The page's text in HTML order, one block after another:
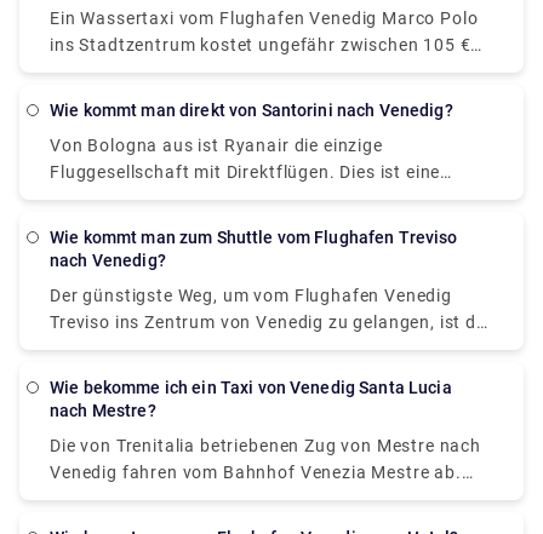
Minuten vom Flughafen ab.
Ein Wassertaxi vom Flughafen Venedig Marco Polo
ins Stadtzentrum kostet ungefähr zwischen 105 €
(118,50 US-Dollar) und 135 € (152,40 US-Dollar). Der
Piazzale Roma ins Stadtzentrum liegt zwischen 65 €
(73,40 US-Dollar) und 100 € (112,90 US-Dollar). Die
günstigste und einfachste Art, zwischen dem
Flughafen und dem Stadtzentrum zu reisen. Der
ATVO-Expressbus ist ein direkter Nonstop-Bus, der
Sie in nur 20 Minuten in die Innenstadt zum
zentralen Busbahnhof Piazzale Roma bringt. Dieser
Bus fährt alle 20 Minuten und der Preis beträgt 8
Euro (15 Euro für die Hin- und Rückfahrt).
Wie kommt man direkt von Santorini nach Venedig?
Von Bologna aus ist Ryanair die einzige
Fluggesellschaft mit Direktflügen. Dies ist eine
saisonale Route, die im Juni beginnt und im Oktober
nonstop nach Santorini fliegen.
Wie kommt man zum Shuttle vom Flughafen Treviso
nach Venedig?
Der günstigste Weg, um vom Flughafen Venedig
Treviso ins Zentrum von Venedig zu gelangen, ist der
ATVO oder der Barzi Shuttle. Die Fahrt dauert etwa
Inzwischen kostet ein Taxi 100 €, ist aber
und bietet Platz für bis zu vier Passagiere.
Wie bekomme ich ein Taxi von Venedig Santa Lucia
nach Mestre?
Die von Trenitalia betriebenen Zug von Mestre nach
Venedig fahren vom Bahnhof Venezia Mestre ab.
Zug oder Bus von Mestre to Venedig? Die beste